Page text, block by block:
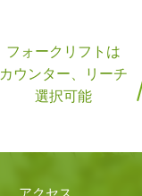
フォークリフトは
カウンター、リーチ
選択可能
アクセス